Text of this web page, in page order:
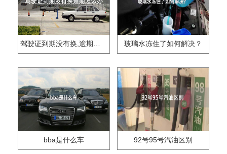
驾驶证到期没有换,逾期怎么办?? 玻璃水冻住了如何解决？
bba是什么车 92号95号汽油区别